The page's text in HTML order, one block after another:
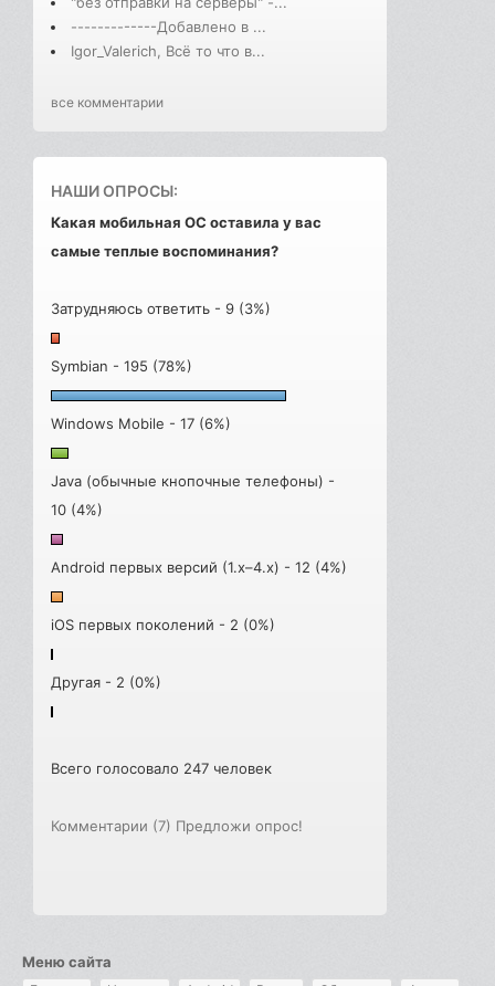
-------------Добавлено в ...
Igor_Valerich, Всё то что в...
все комментарии
НАШИ ОПРОСЫ:
Какая мобильная ОС оставила у вас
самые теплые воспоминания?
Затрудняюсь ответить - 9 (3%)
Symbian - 195 (78%)
Windows Mobile - 17 (6%)
Java (обычные кнопочные телефоны) -
10 (4%)
Android первых версий (1.x–4.x) - 12 (4%)
iOS первых поколений - 2 (0%)
Другая - 2 (0%)
Всего голосовало 247 человек
Комментарии (7) Предложи опрос!
Меню сайта